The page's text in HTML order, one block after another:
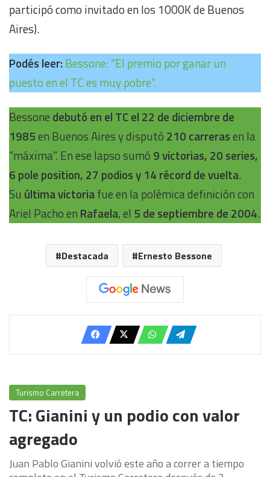
participó como invitado en los 1000K de Buenos
Aires).
Podés leer: Bessone: “El premio por ganar un
puesto en el TC es muy pobre”.
Bessone debutó en el TC el 22 de diciembre de
1985en Buenos Aires y disputó 210 carrerasen la
“máxima”. En ese lapso sumó 9 victorias, 20 series,
6 pole position, 27 podios y 14 récord de vuelta.
Su última victoriafue en la polémica definición con
Ariel Pacho en Rafaela, el 5 de septiembre de 2004.
Destacada Ernesto Bessone